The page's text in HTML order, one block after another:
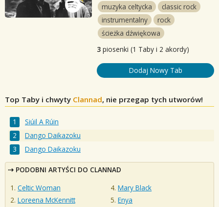
muzyka celtycka
classic rock
instrumentalny
rock
ścieżka dźwiękowa
3 piosenki (1 Taby i 2 akordy)
Dodaj Nowy Tab
Top Taby i chwyty Clannad, nie przegap tych utworów!
Siúil A Rúin
Dango Daikazoku
Dango Daikazoku
PODOBNI ARTYŚCI DO CLANNAD
Celtic Woman
Loreena McKennitt
Mary Black
Enya